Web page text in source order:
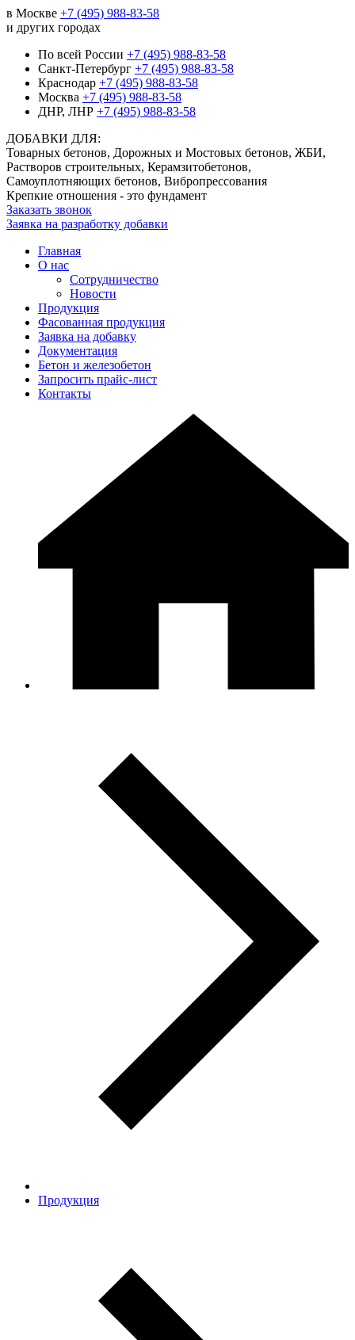
в Москве +7 (495) 988-83-58
и других городах
По всей России +7 (495) 988-83-58
Санкт-Петербург +7 (495) 988-83-58
Краснодар +7 (495) 988-83-58
Москва +7 (495) 988-83-58
ДНР, ЛНР +7 (495) 988-83-58
ДОБАВКИ ДЛЯ:
Товарных бетонов, Дорожных и Мостовых бетонов, ЖБИ,
Растворов строительных, Керамзитобетонов,
Самоуплотняющих бетонов, Вибропрессования
Крепкие отношения - это фундамент
Заказать звонок
Заявка на разработку добавки
Главная
О нас
Сотрудничество
Новости
Продукция
Фасованная продукция
Заявка на добавку
Документация
Бетон и железобетон
Запросить прайс-лист
Контакты
Продукция